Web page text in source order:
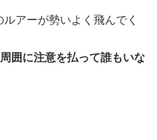
アーが勢いよく飛んでく
囲に注意を払って誰もいな